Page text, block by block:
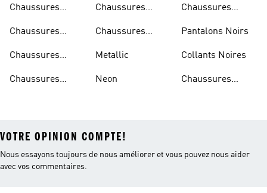
Chaussures
Chaussures
Chaussures
Chaussures
Chaussures
Chaussures
Metallic
Neon
Chaussures
Pantalons Noirs
Collants Noires
Chaussures
VOTRE OPINION COMPTE!
Nous essayons toujours de nous améliorer et vous pouvez nous aider
avec vos commentaires.